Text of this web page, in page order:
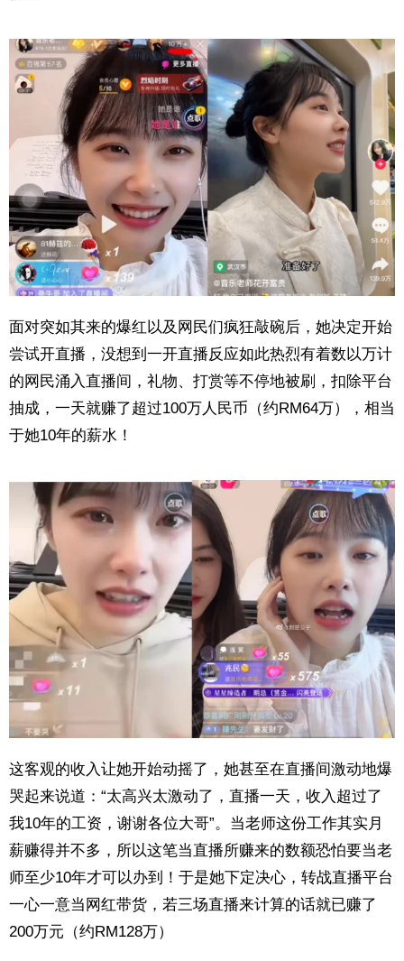
面对突如其来的爆红以及网民们疯狂敲碗后，她决定开始
尝试开直播，没想到一开直播反应如此热烈有着数以万计
的网民涌入直播间，礼物、打赏等不停地被刷，扣除平台
抽成，一天就赚了超过100万人民币（约RM64万），相当
于她10年的薪水！
这客观的收入让她开始动摇了，她甚至在直播间激动地爆
哭起来说道：“太高兴太激动了，直播一天，收入超过了
我10年的工资，谢谢各位大哥”。当老师这份工作其实月
薪赚得并不多，所以这笔当直播所赚来的数额恐怕要当老
师至少10年才可以办到！于是她下定决心，转战直播平台
一心一意当网红带货，若三场直播来计算的话就已赚了
200万元（约RM128万）